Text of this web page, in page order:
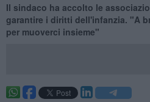
Il sindaco ha accolto le
garantire i diritti dell'infanzia. "A
per muoverci insieme"